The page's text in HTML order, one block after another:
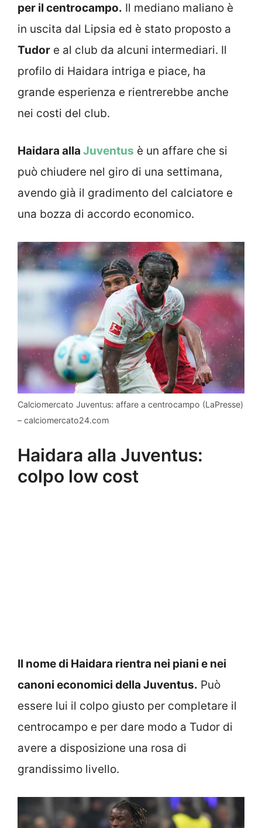
per il centrocampo. Il mediano maliano è
in uscita dal Lipsia ed è stato proposto a
Tudor e al club da alcuni intermediari. Il
profilo di Haidara intriga e piace, ha
grande esperienza e rientrerebbe anche
nei costi del club.
Haidara alla Juventus è un affare che si
può chiudere nel giro di una settimana,
avendo già il gradimento del calciatore e
una bozza di accordo economico.
Calciomercato Juventus: affare a centrocampo (LaPresse)
– calciomercato24.com
Haidara alla Juventus:
colpo low cost
Il nome di Haidara rientra nei piani e nei
canoni economici della Juventus. Può
essere lui il colpo giusto per completare il
centrocampo e per dare modo a Tudor di
avere a disposizione una rosa di
grandissimo livello.